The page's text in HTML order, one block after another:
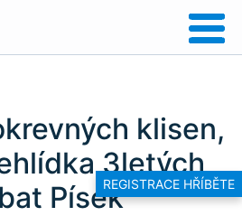
REGISTRACE HŘÍBĚTE
klisen,
3letých
Písek